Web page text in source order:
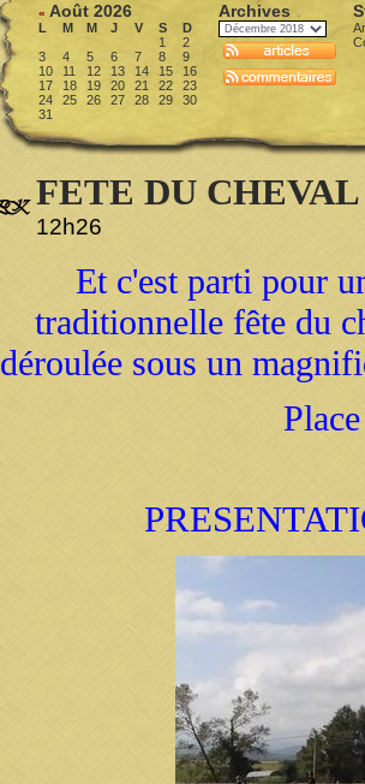
« Août 2026
L M M J V S
D
1
2
3
4 5 6 7 8
9
10
11 12 13 14 15
16
17
18 19 20 21 22
23
24
25 26 27 28 29
30
31
Archives
FETE DU CHEVAL
12h26
Et c'est parti pour
traditionnelle fête du
déroulée sous un